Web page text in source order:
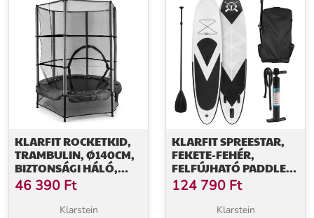
KLARFIT ROCKETKID,
TRAMBULIN, Ø140CM,
BIZTONSÁGI HÁLÓ,
BUNGEE
FELFÜGGESZTÉS, 3 ÉVES
KORTÓL
46 390 Ft
Klarstein
KLARFIT SPREESTAR,
FEKETE-FEHÉR,
FELFÚJHATÓ PADDLE
BOARD, SUP DESZKA,
300X10X71CM
124 790 Ft
Klarstein